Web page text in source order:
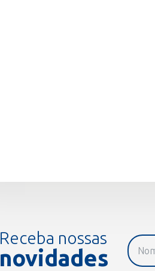
Receba nossas
novidades